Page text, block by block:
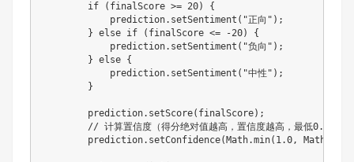
if
( finalScore >= 20)
{
            prediction
. setSentiment ( "正向" ) ;
} else if ( finalScore <= -20)
{
            prediction
. setSentiment ( "负向" ) ;
} else {
            prediction
. setSentiment ( "中性" ) ;
}
        prediction
. setScore( finalScore) ;
// 计算置信度（得分绝对值越高，置信度越高，最低0.3）
        prediction
. setConfidence( Math.min( 1.0, Math